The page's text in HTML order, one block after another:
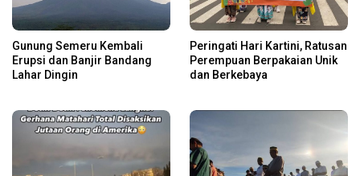
Gunung Semeru Kembali
Erupsi dan Banjir Bandang
Lahar Dingin
Peringati Hari Kartini, Ratusan
Perempuan Berpakaian Unik
dan Berkebaya